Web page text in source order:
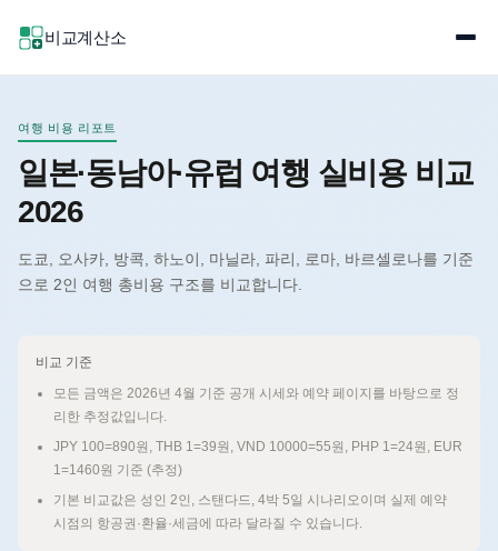
비교계산소
여행 비용 리포트
일본·동남아·유럽 여행 실비용 비교
2026
도쿄, 오사카, 방콕, 하노이, 마닐라, 파리, 로마, 바르셀로나를 기준
으로 2인 여행 총비용 구조를 비교합니다.
비교 기준
모든 금액은 2026년 4월 기준 공개 시세와 예약 페이지를 바탕으로 정
리한 추정값입니다.
JPY 100=890원, THB 1=39원, VND 10000=55원, PHP 1=24원, EUR
1=1460원 기준 (추정)
기본 비교값은 성인 2인, 스탠다드, 4박 5일 시나리오이며 실제 예약
시점의 항공권·환율·세금에 따라 달라질 수 있습니다.